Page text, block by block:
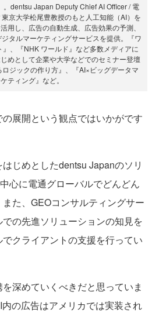
。dentsu Japan Deputy Chief AI Officer / 電
京大学松尾豊教授のもと人工知能（AI）を
用し、広告の自動生成、広告効果の予測、
タルマーケティングサービスを提供。『ワ
、『NHK ワールド』など多数メディアに
めとして企業や大学などでのセミナー登壇
ジックの作り方』、『AI×ビッグデータマ
ティング』など。
展開という観点ではいかがです
じめとしたdentsu Japanのソリ
心に電通グローバルでどんどん
た、GEOコンサルティングサー
の先進ソリューションの知見を
クライアントの支援を行ってい
深めていくべきだと思っていま
の広告はアメリカでは実装され